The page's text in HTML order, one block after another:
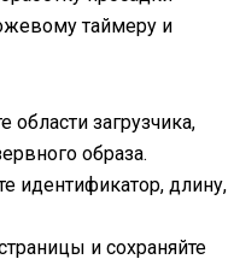
таймеру и
области загрузчика,
образа.
идентификатор, длину,
и сохраняйте